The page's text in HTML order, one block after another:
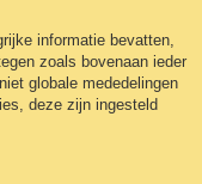
informatie bevatten,
zoals bovenaan ieder
globale mededelingen
deze zijn ingesteld